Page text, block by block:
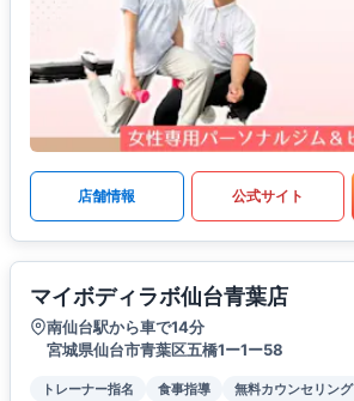
店舗情報 公式サイト
マイボディラボ仙台青葉店
南仙台駅から車で14分
宮城県仙台市青葉区五橋1ー1ー58
トレーナー指名 食事指導 無料カウンセリング